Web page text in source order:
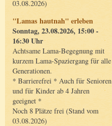
03.08.2026)
"Lamas hautnah" erleben
Sonntag, 23.08.2026, 15:00 -
16:30 Uhr
Achtsame Lama-Begegnung mit
kurzem Lama-Spaziergang für alle
Generationen.
* Barrierefrei * Auch für Senioren
und für Kinder ab 4 Jahren
geeignet *
Noch 8 Plätze frei (Stand vom
03.08.2026)